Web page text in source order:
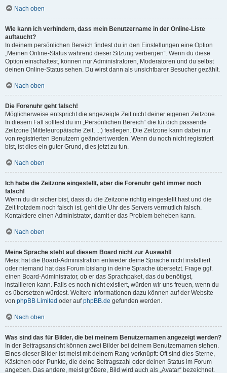
Nach oben
Wie kann ich verhindern, dass mein Benutzername in der Online-Liste
auftaucht?
In deinem persönlichen Bereich findest du in den Einstellungen eine Option
„Meinen Online-Status während dieser Sitzung verbergen“. Wenn du diese
Option einschaltest, können nur Administratoren, Moderatoren und du selbst
deinen Online-Status sehen. Du wirst dann als unsichtbarer Besucher gezählt.
Nach oben
Die Forenuhr geht falsch!
Möglicherweise entspricht die angezeigte Zeit nicht deiner eigenen Zeitzone.
In diesem Fall solltest du im „Persönlichen Bereich“ die für dich passende
Zeitzone (Mitteleuropäische Zeit, ...) festlegen. Die Zeitzone kann dabei nur
von registrierten Benutzern geändert werden. Wenn du noch nicht registriert
bist, ist dies ein guter Grund, dies jetzt zu tun.
Nach oben
Ich habe die Zeitzone eingestellt, aber die Forenuhr geht immer noch
falsch!
Wenn du dir sicher bist, dass du die Zeitzone richtig eingestellt hast und die
Zeit trotzdem noch falsch ist, geht die Uhr des Servers vermutlich falsch.
Kontaktiere einen Administrator, damit er das Problem beheben kann.
Nach oben
Meine Sprache steht auf diesem Board nicht zur Auswahl!
Meist hat die Board-Administration entweder deine Sprache nicht installiert
oder niemand hat das Forum bislang in deine Sprache übersetzt. Frage ggf.
einen Board-Administrator, ob er das Sprachpaket, das du benötigst,
installieren kann. Falls es noch nicht existiert, würden wir uns freuen, wenn du
es übersetzen würdest. Weitere Informationen dazu können auf der Website
von phpBB Limited oder aufphpBB.de gefunden werden.
Nach oben
Was sind das für Bilder, die bei meinem Benutzernamen angezeigt werden?
In der Beitragsansicht können zwei Bilder bei deinem Benutzernamen stehen.
Eines dieser Bilder ist meist mit deinem Rang verknüpft: Oft sind dies Sterne,
Kästchen oder Punkte, die deine Beitragszahl oder deinen Status im Forum
angeben. Das andere, meist größere, Bild wird auch als „Avatar“ bezeichnet.